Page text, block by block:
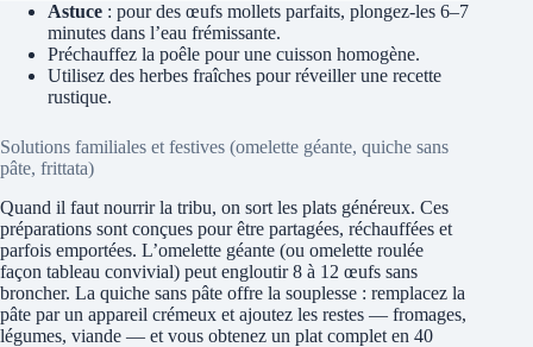
Astuce : pour des œufs mollets parfaits, plongez-les 6–7
minutes dans l’eau frémissante.
Préchauffez la poêle pour une cuisson homogène.
Utilisez des herbes fraîches pour réveiller une recette
rustique.
Solutions familiales et festives (omelette géante, quiche sans
pâte, frittata)
Quand il faut nourrir la tribu, on sort les plats généreux. Ces
préparations sont conçues pour être partagées, réchauffées et
parfois emportées. L’omelette géante (ou omelette roulée
façon tableau convivial) peut engloutir 8 à 12 œufs sans
broncher. La quiche sans pâte offre la souplesse : remplacez la
pâte par un appareil crémeux et ajoutez les restes — fromages,
légumes, viande — et vous obtenez un plat complet en 40